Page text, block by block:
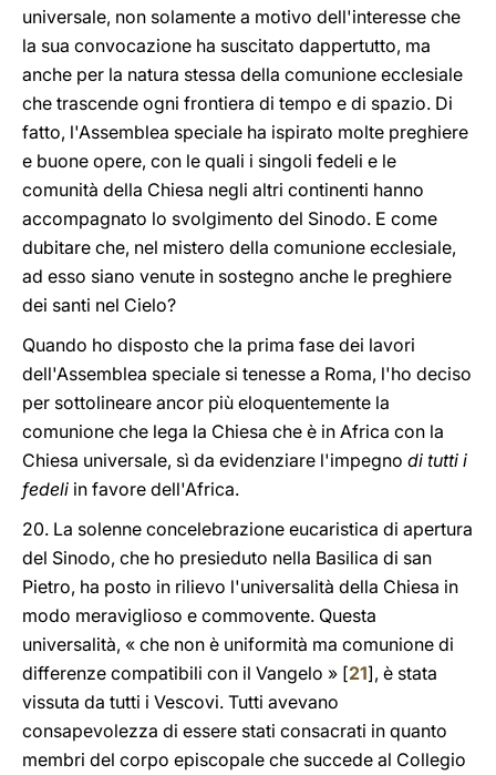
universale, non solamente a motivo dell'interesse che
la sua convocazione ha suscitato dappertutto, ma
anche per la natura stessa della comunione ecclesiale
che trascende ogni frontiera di tempo e di spazio. Di
fatto, l'Assemblea speciale ha ispirato molte preghiere
e buone opere, con le quali i singoli fedeli e le
comunità della Chiesa negli altri continenti hanno
accompagnato lo svolgimento del Sinodo. E come
dubitare che, nel mistero della comunione ecclesiale,
ad esso siano venute in sostegno anche le preghiere
dei santi nel Cielo?
Quando ho disposto che la prima fase dei lavori
dell'Assemblea speciale si tenesse a Roma, l'ho deciso
per sottolineare ancor più eloquentemente la
comunione che lega la Chiesa che è in Africa con la
Chiesa universale, sì da evidenziare l'impegno di tutti i
fedeli in favore dell'Africa.
20. La solenne concelebrazione eucaristica di apertura
del Sinodo, che ho presieduto nella Basilica di san
Pietro, ha posto in rilievo l'universalità della Chiesa in
modo meraviglioso e commovente. Questa
universalità, « che non è uniformità ma comunione di
differenze compatibili con il Vangelo » [21], è stata
vissuta da tutti i Vescovi. Tutti avevano
consapevolezza di essere stati consacrati in quanto
membri del corpo episcopale che succede al Collegio